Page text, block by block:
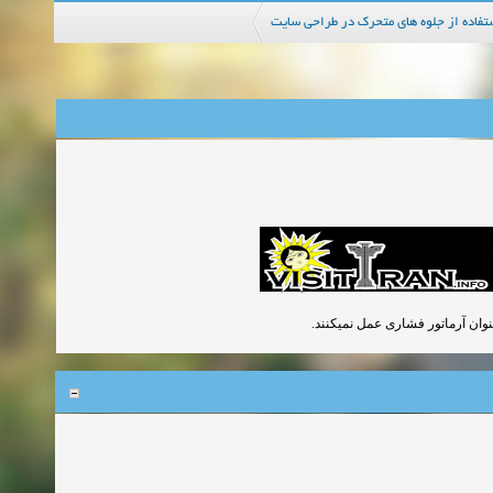
از جلوه های متحرک در طراحی سایت
آرماتور فشاری عمل نمیکنند.